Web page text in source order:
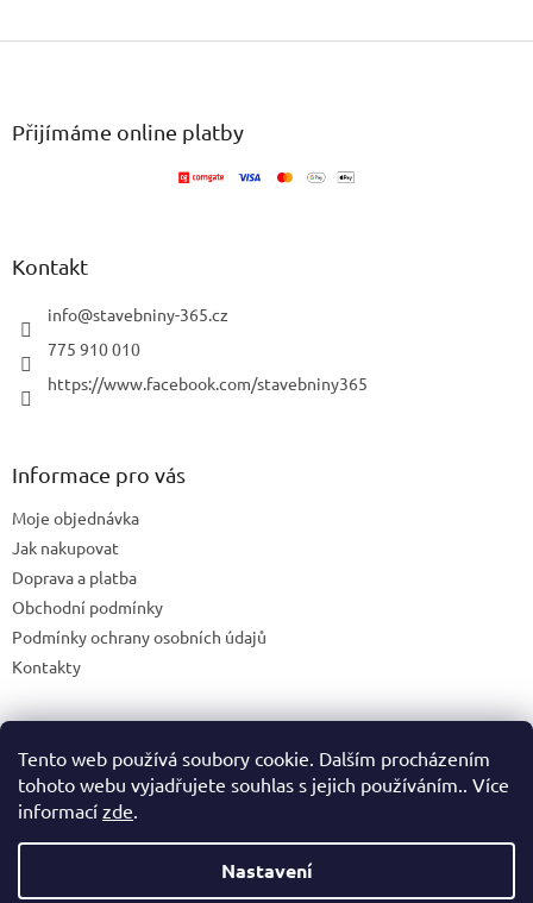
Tento web používá soubory cookie. Dalším procházením
tohoto webu vyjadřujete souhlas s jejich používáním.. Více
informací zde.
Nastavení
Přijímáme online platby
Kontakt
info@stavebniny-365.cz
775 910 010
https://www.facebook.com/stavebniny365
Informace pro vás
Moje objednávka
Jak nakupovat
Doprava a platba
Obchodní podmínky
Podmínky ochrany osobních údajů
Kontakty
Blog
Vytvořil Shoptet